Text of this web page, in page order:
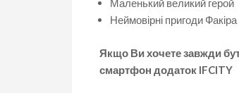
Маленький великий герой
Неймовірні пригоди Факіра
Якщо Ви хочете завжди
смартфон додаток IFCITY